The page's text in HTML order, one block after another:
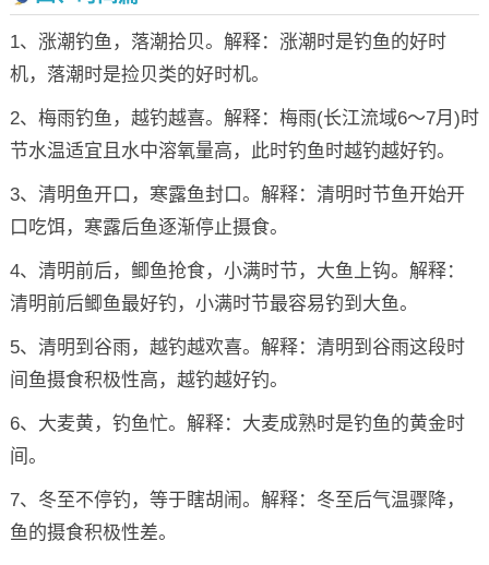
1、涨潮钓鱼，落潮拾贝。解释：涨潮时是钓鱼的好时
机，落潮时是捡贝类的好时机。
2、梅雨钓鱼，越钓越喜。解释：梅雨(长江流域6～7月)时
节水温适宜且水中溶氧量高，此时钓鱼时越钓越好钓。
3、清明鱼开口，寒露鱼封口。解释：清明时节鱼开始开
口吃饵，寒露后鱼逐渐停止摄食。
4、清明前后，鲫鱼抢食，小满时节，大鱼上钩。解释：
清明前后鲫鱼最好钓，小满时节最容易钓到大鱼。
5、清明到谷雨，越钓越欢喜。解释：清明到谷雨这段时
间鱼摄食积极性高，越钓越好钓。
6、大麦黄，钓鱼忙。解释：大麦成熟时是钓鱼的黄金时
间。
7、冬至不停钓，等于瞎胡闹。解释：冬至后气温骤降，
鱼的摄食积极性差。